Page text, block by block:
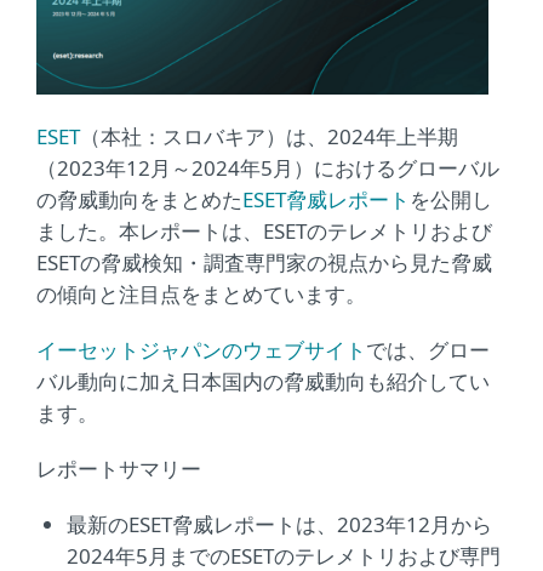
ESET（本社：スロバキア）は、2024年上半期
（2023年12月～2024年5月）におけるグローバル
の脅威動向をまとめたESET脅威レポート を公開し
ました。本レポートは、ESETのテレメトリおよび
ESETの脅威検知・調査専門家の視点から見た脅威
の傾向と注目点をまとめています。
イーセットジャパンのウェブサイト では、グロー
バル動向に加え日本国内の脅威動向も紹介してい
ます。
レポートサマリー
最新のESET脅威レポートは、2023年12月から
2024年5月までのESETのテレメトリおよび専門